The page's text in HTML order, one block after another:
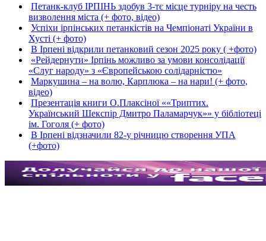
Петанк-клуб ІРПІНЬ здобув 3-тє місце турніру на честь
визволення міста (+ фото, відео)
Успіхи ірпінських петанкістів на Чемпіонаті України в
Хусті (+ фото)
В Ірпені відкрили петанковий сезон 2025 року ( +фото)
«Рейдернути» Ірпінь можливо за умови консолідації
«Слуг народу» з «Європейською солідарністю»
Маркушина – на волю, Карплюка – на нари! (+ фото,
відео)
Презентація книги О.Плаксіної ««Триптих.
Український Шекспір Дмитро Паламарчук»» у бібліотеці
ім. Гоголя (+ фото)
В Ірпені відзначили 82-у річницю створення УПА
(+фото)